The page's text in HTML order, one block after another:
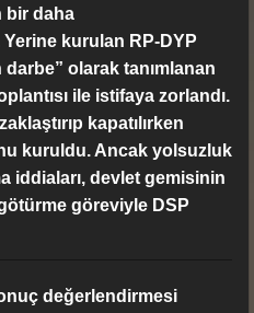
bir daha
Yerine kurulan RP-DYP
olarak tanımlanan
ile istifaya zorlandı.
kapatılırken
kuruldu. Ancak yolsuzluk
iddiaları, devlet gemisinin
göreviyle DSP
değerlendirmesi